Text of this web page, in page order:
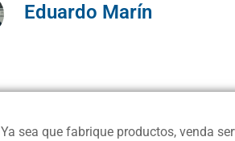
Eduardo Marín
Ya sea que fabrique productos, venda